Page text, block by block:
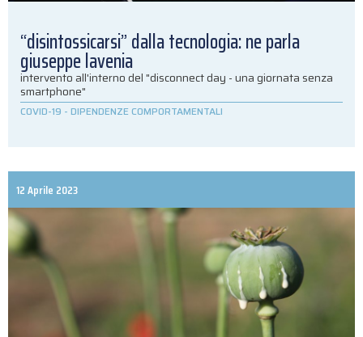
“disintossicarsi” dalla tecnologia: ne parla
giuseppe lavenia
intervento all'interno del "disconnect day - una giornata senza
smartphone"
COVID-19 - DIPENDENZE COMPORTAMENTALI
12 Aprile 2023